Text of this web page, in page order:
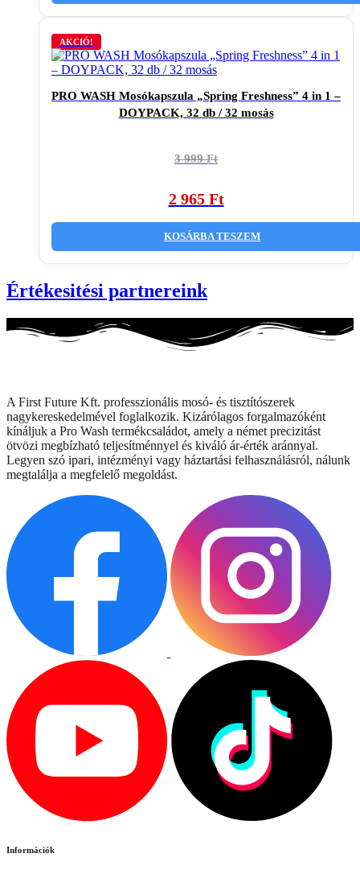
AKCIÓ!
PRO WASH Mosókapszula „Spring Freshness” 4 in 1 –
DOYPACK, 32 db / 32 mosás
3 999Ft
Original
3
999 Ft.
2 965 Ft
Current
2
965 Ft.
KOSÁRBA TESZEM
Értékesitési partnereink
A First Future Kft. professzionális mosó- és tisztítószerek
nagykereskedelmével foglalkozik. Kizárólagos forgalmazóként
kínáljuk a Pro Wash termékcsaládot, amely a német precizitást
ötvözi megbízható teljesítménnyel és kiváló ár-érték aránnyal.
Legyen szó ipari, intézményi vagy háztartási felhasználásról, nálunk
megtalálja a megfelelő megoldást.
Információk